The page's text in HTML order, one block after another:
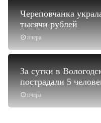
вчера
Череповчанка
тысячи рублей
вчера
За сутки в
пострадали 5